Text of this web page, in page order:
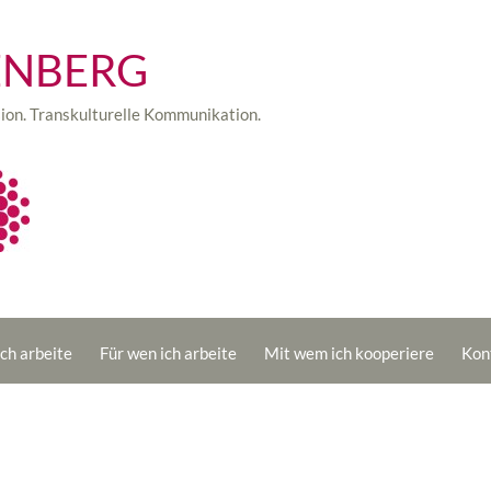
Transkulturelle Kommunikation.
arbeite Für wen ich arbeite Mit wem ich kooperiere